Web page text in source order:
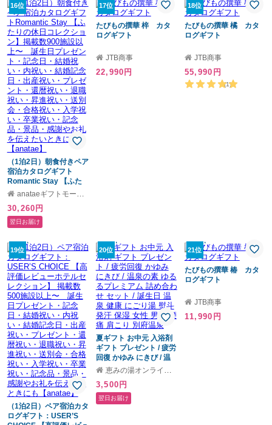
入学祝い・卒業祝い・記
念品・景品・感謝やお礼
を伝えたいときにも
【anatae】
祝い・昇進祝い・送別
会・合格祝い・入学祝
い・卒業祝い・記念品・
景品・感謝やお礼を伝え
【anatae】
16位
（1泊2日）朝食付きペア
宿泊カタログギフト
Romantic Stay 【ふた
りの休日コレクション】
誕生日プレゼント・記念
日・結婚祝い・内祝い・
結婚記念日・出産祝い・
プレゼント・還暦祝い・
退職祝い・昇進祝い・送
別会・合格祝い・入学祝
い・卒業祝い・記念品・
景品・感謝やお礼を伝え
たいときにも
【anatae】
anataeギフトモール店
30,260円
翌日お届け
17位
たびもの撰華 梓 カタ
ログギフト
JTB商事
22,990円
18位
たびもの撰華 橘 カタ
ログギフト
JTB商事
55,990円
(1)
19位
（1泊2日）ペア宿泊カタ
ログギフト：USER’S
20位
夏ギフト お中元 入浴剤
ギフト プレゼント / 疲労
回復 かゆみ にきび / 温
泉の素 ゆるるプレミア
誕生日 温泉 健康 にごり
湯 熨斗 発汗 保湿 女性
男性 腰痛 肩こり 別府温
恵みの湯オンラインショップギフトモール店
3,500円
翌日お届け
21位
たびもの撰華 椿 カタ
ログギフト
JTB商事
11,990円